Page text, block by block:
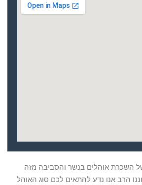
השכרת אוהלים בנשר והסביבה מזה
הרב אנו נדע להתאים לכם סוג האוהל